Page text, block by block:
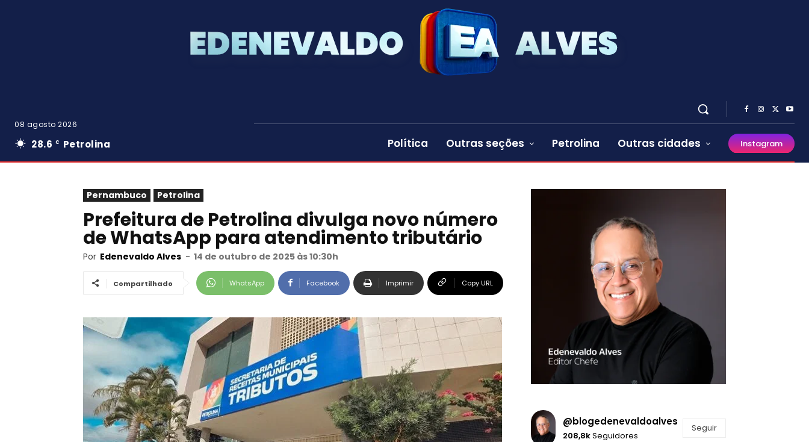
08 agosto 2026
28.6 C Petrolina Política Outras seções Petrolina Outras cidades Instagram
Pernambuco Petrolina
Prefeitura de Petrolina divulga novo número
de WhatsApp para atendimento tributário
Por Edenevaldo Alves - 14 de outubro de 2025 às 10:30h
Compartilhado WhatsApp Facebook Imprimir Copy URL
@blogedenevaldoalves
208,8kSeguidores
Seguir